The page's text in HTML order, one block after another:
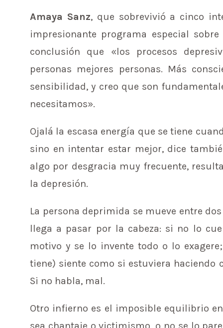
Amaya Sanz, que sobrevivió a cinco
impresionante programa especial
conclusión que «los procesos
personas mejores personas. Más
sensibilidad, y creo que son
necesitamos».
Ojalá la escasa energía que se tiene
sino en intentar estar mejor, dice
algo por desgracia muy frecuente,
la depresión.
La persona deprimida se mueve entre
llega a pasar por la cabeza: si no lo
motivo y se lo invente todo o lo
tiene) siente como si estuviera haciendo
Si no habla, mal.
Otro infierno es el imposible equilibrio